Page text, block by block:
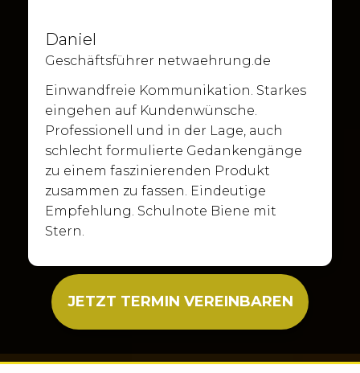
Daniel
Geschäftsführer netwaehrung.de
Einwandfreie Kommunikation. Starkes
eingehen auf Kundenwünsche.
Professionell und in der Lage, auch
schlecht formulierte Gedankengänge
zu einem faszinierenden Produkt
zusammen zu fassen. Eindeutige
Empfehlung. Schulnote Biene mit
Stern.
JETZT TERMIN VEREINBAREN